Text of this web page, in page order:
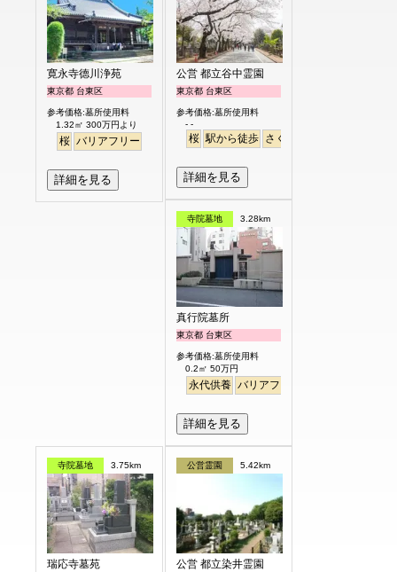
寛永寺德川浄苑
東京都 台東区
参考価格:墓所使用料
1.32㎡ 300万円より
桜 バリアフリー
詳細を見る
公営 都立谷中霊園
東京都 台東区
参考価格:墓所使用料
- -
桜 駅から徒歩 さくら
詳細を見る
寺院墓地 3.28km
真行院墓所
東京都 台東区
参考価格:墓所使用料
0.2㎡ 50万円
永代供養 バリアフリー
詳細を見る
寺院墓地 3.75km
瑞応寺墓苑
公営霊園 5.42km
公営 都立染井霊園